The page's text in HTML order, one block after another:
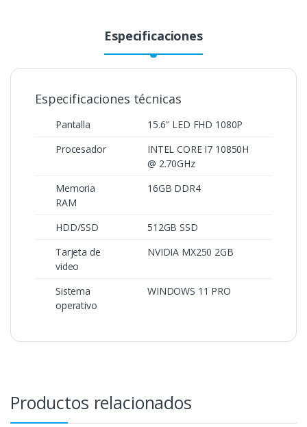
Especificaciones
Especificaciones técnicas
Pantalla
15.6″ LED FHD 1080P
Procesador
INTEL CORE I7 10850H
@ 2.70GHz
Memoria
RAM
16GB DDR4
HDD/SSD
512GB SSD
Tarjeta de
video
NVIDIA MX250 2GB
Sistema
operativo
WINDOWS 11 PRO
Productos relacionados